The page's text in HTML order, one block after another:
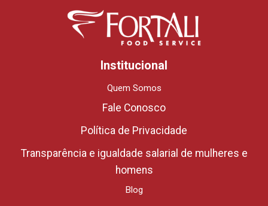
Institucional
Quem Somos
Fale Conosco
Política de Privacidade
Transparência e igualdade salarial de mulheres e
homens
Blog